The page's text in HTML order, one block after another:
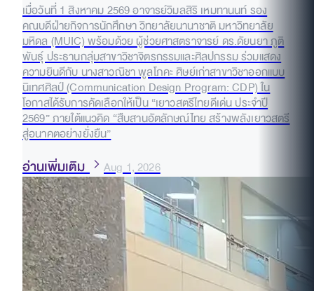
เมื่อวันที่ 1 สิงหาคม 2569 อาจารย์วิมลสิริ เหมทานนท์ รอง
คณบดีฝ่ายกิจการนักศึกษา วิทยาลัยนานาชาติ มหาวิทยาลัย
มหิดล (MUIC) พร้อมด้วย ผู้ช่วยศาสตราจารย์ ดร.ดัยนยา ภูติ
พันธุ์ ประธานกลุ่มสาขาวิชาจิตรกรรมและศิลปกรรม ร่วมแสดง
ความยินดีกับ นางสาวณิชา พูลโภคะ ศิษย์เก่าสาขาวิชาออกแบบ
นิเทศศิลป์ (Communication Design Program: CDP) ใน
โอกาสได้รับการคัดเลือกให้เป็น “เยาวสตรีไทยดีเด่น ประจำปี
2569” ภายใต้แนวคิด “สืบสานอัตลักษณ์ไทย สร้างพลังเยาวสตรี
สู่อนาคตอย่างยั่งยืน”
อ่านเพิ่มเติม Aug 1, 2026